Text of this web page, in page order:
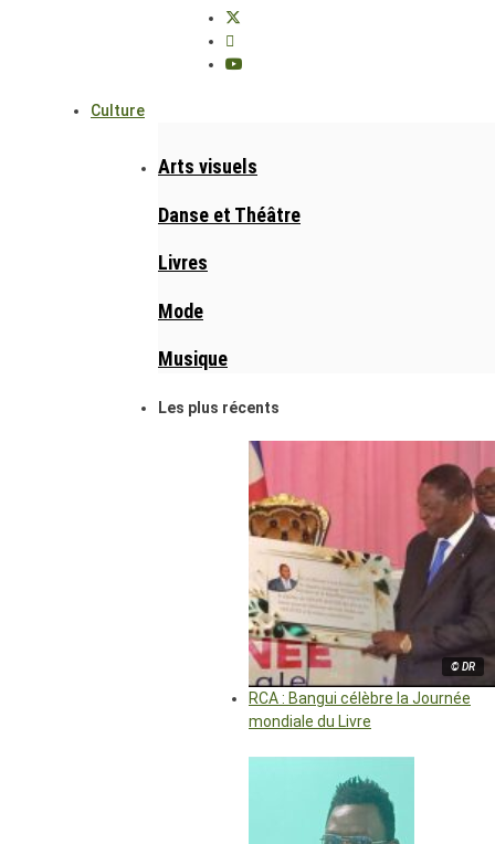
Culture
Arts visuels
Danse et Théâtre
Livres
Mode
Musique
Les plus récents
© DR
RCA : Bangui célèbre la Journée
mondiale du Livre